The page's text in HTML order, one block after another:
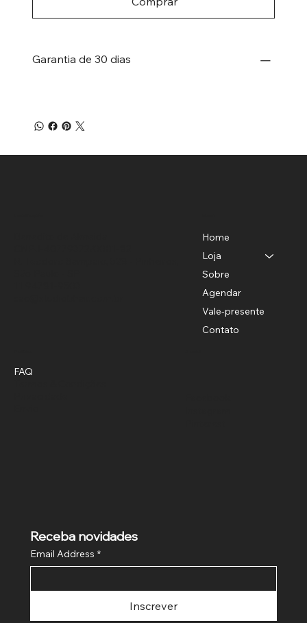
Garantia de 30 dias
Home
Loja
Sobre
Agendar
Vale-presente
Contato
FAQ
Receba novidades
Email Address *
Inscrever